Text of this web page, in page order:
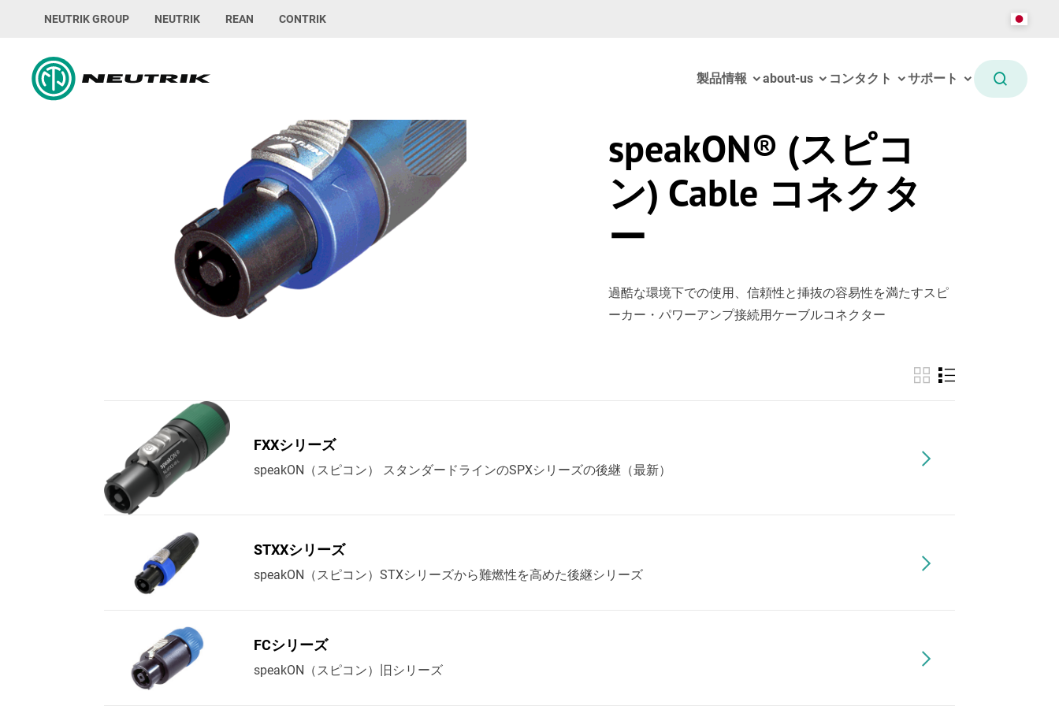
NEUTRIK GROUP NEUTRIK REAN CONTRIK
製品情報 about-us コンタクト サポート
speakON® (スピコ
ン) Cable コネクタ
ー
過酷な環境下での使用、信頼性と挿抜の容易性を満たすスピ
ーカー・パワーアンプ接続用ケーブルコネクター
FXXシリーズ
speakON（スピコン） スタンダードラインのSPXシリーズの後継（最新）
STXXシリーズ
speakON（スピコン）STXシリーズから難燃性を高めた後継シリーズ
FCシリーズ
speakON（スピコン）旧シリーズ